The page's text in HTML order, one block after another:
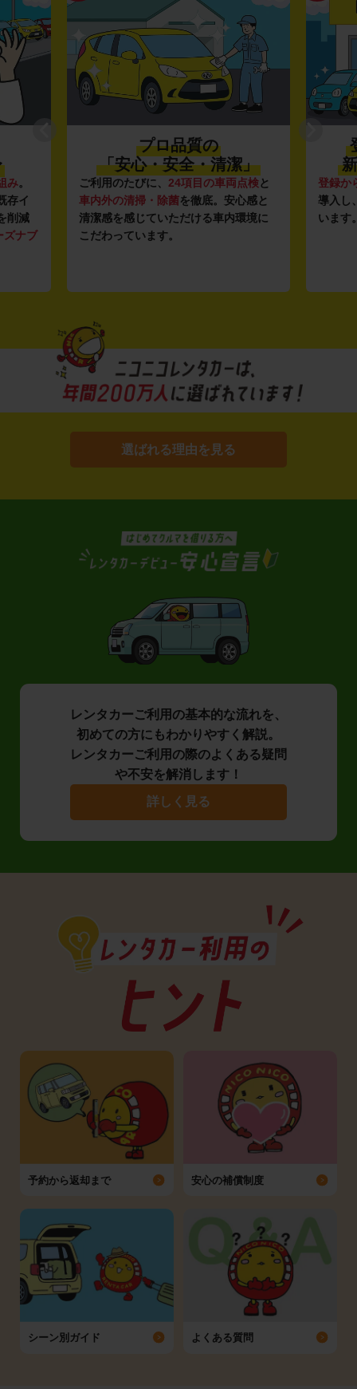
み。
存イ
削減
ズナブ
プロ品質の
「安心・安全・清潔」
ご利用のたびに、 24項目の車両点検と
車内外の清掃・除菌を徹底。安心感と
清潔感を感じていただける車内環境に
こだわっています。
登録か
導入し
います
選ばれる理由を見る
レンタカーご利用の基本的な流れを、
初めての方にもわかりやすく解説。
レンタカーご利用の際のよくある疑問
や不安を解消します！
詳しく見る
予約から返却まで 安心の補償制度
シーン別ガイド よくある質問